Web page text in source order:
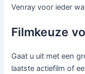
Venray voor ieder
Filmkeuze
Gaat u uit met een
laatste actiefilm of